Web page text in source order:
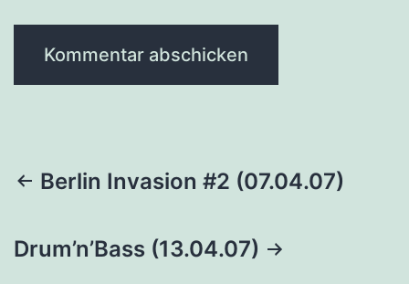
Beitragsnavigation
Berlin Invasion #2 (07.04.07)
Drum’n’Bass (13.04.07)